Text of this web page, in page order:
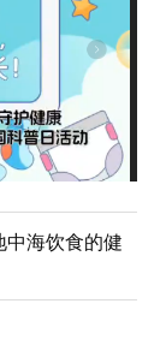
中海饮食的健